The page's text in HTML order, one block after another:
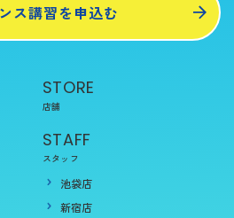
ス講習を申込む
STORE
店舗
STAFF
スタッフ
池袋店
新宿店